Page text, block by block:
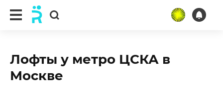
Лофты у метро ЦСКА в
Москве